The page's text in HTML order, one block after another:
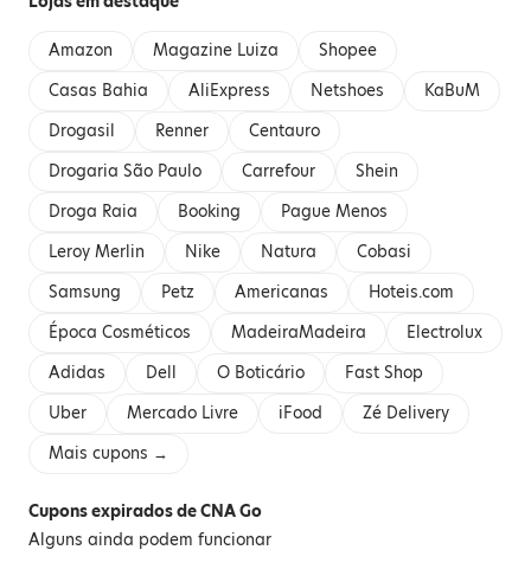
Amazon Magazine Luiza
Shopee
Casas Bahia
AliExpress Netshoes
KaBuM
Drogasil
Renner
Centauro
Drogaria São Paulo
Carrefour
Shein
Droga Raia
Booking
Pague Menos
Leroy Merlin
Nike Natura
Cobasi
Samsung
Petz Americanas
Hoteis.com
Época Cosméticos
MadeiraMadeira
Electrolux
Adidas
Dell O Boticário
Fast Shop
Uber
Mercado Livre iFood
Zé Delivery
Mais cupons →
Cupons expirados de CNA Go
Alguns ainda podem funcionar